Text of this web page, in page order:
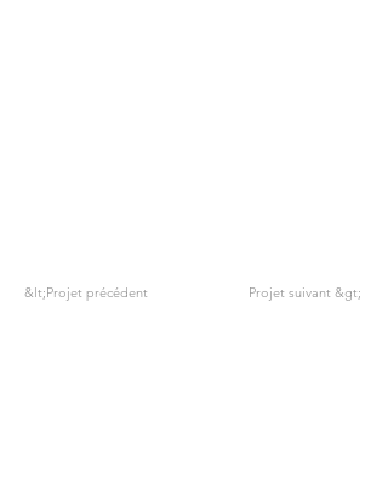
&lt;Projet précédent Projet suivant &gt;